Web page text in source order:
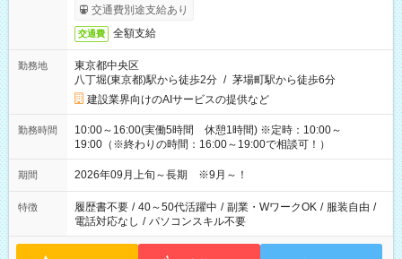
交通費別途支給あり
交通費 全額支給
勤務地
東京都中央区
八丁堀(東京都)駅から徒歩2分 / 茅場町駅から徒歩6分
建設業界向けのAIサービスの提供など
勤務時間
10:00～16:00(実働5時間 休憩1時間) ※定時：10:00～
19:00（※終わりの時間：16:00～19:00で相談可！）
期間 2026年09月上旬～長期 ※9月～！
特徴 履歴書不要 / 40～50代活躍中 / 副業・WワークOK / 服装自由 /
電話対応なし / パソコンスキル不要